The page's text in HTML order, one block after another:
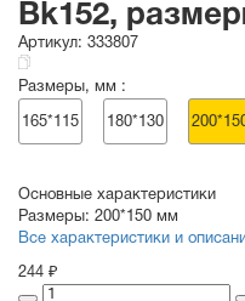
Bk152,
Артикул: 333807
Размеры, мм :
165*115 180*130
Основные характеристики
Размеры: 200*150 мм
Все характеристики и
244 ₽